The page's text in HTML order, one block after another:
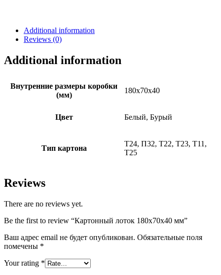
Additional information
Reviews (0)
Additional information
Внутренние размеры коробки
(мм)
180х70х40
Цвет Белый, Бурый
Тип картона
Т24, П32, Т22, Т23, Т11,
Т25
Reviews
There are no reviews yet.
Be the first to review “Картонный лоток 180х70х40 мм”
Ваш адрес email не будет опубликован. Обязательные поля
помечены *
Your rating *